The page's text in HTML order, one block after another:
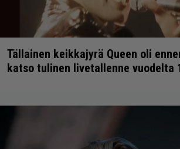
Tällainen keikkajyrä Queen oli
katso tulinen livetallenne vuodelta